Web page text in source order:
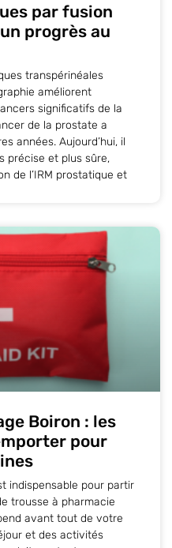
par fusion
progrès au
transpérinéales
améliorent
significatifs de la
de la prostate a
années. Aujourd’hui, il
précise et plus sûre,
de l’IRM prostatique et
Boiron : les
pour
indispensable pour partir
trousse à pharmacie
avant tout de votre
et des activités